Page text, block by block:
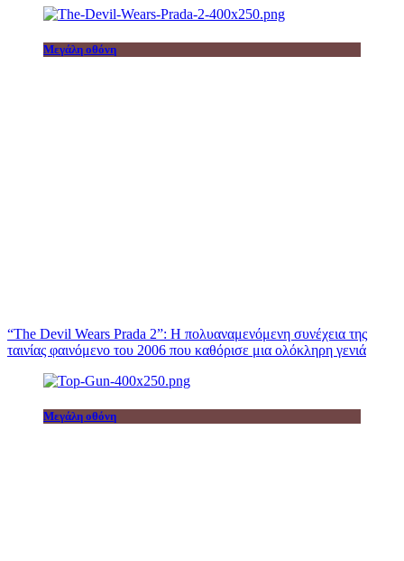
Μεγάλη οθόνη
“The Devil Wears Prada 2”: Η πολυαναμενόμενη συνέχεια της
ταινίας φαινόμενο του 2006 που καθόρισε μια ολόκληρη γενιά
Μεγάλη οθόνη